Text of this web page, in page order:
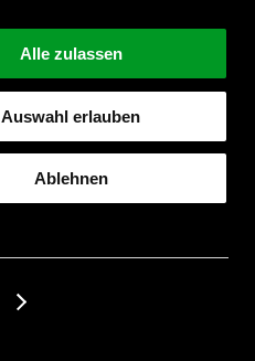
Alle zulassen
Auswahl erlauben
Ablehnen
Suche starten